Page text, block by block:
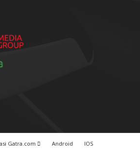
Gatra.com Android IOS